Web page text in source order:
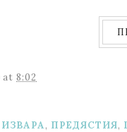
at 8:02
ИЗВАРА, ПРЕДЯСТИЯ,